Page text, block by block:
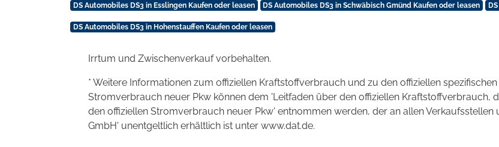
DS Automobiles DS3 in Esslingen Kaufen oder leasen DS Automobiles DS3 in Schwäbisch Gmünd Kaufen oder leasen
DS Automobiles DS3 in Hohenstauffen Kaufen oder leasen
Irrtum und Zwischenverkauf vorbehalten.
* Weitere Informationen zum offiziellen Kraftstoffverbrauch und zu den offiziellen spezifischen
Stromverbrauch neuer Pkw können dem 'Leitfaden über den offiziellen Kraftstoffverbrauch,
den offiziellen Stromverbrauch neuer Pkw' entnommen werden, der an allen
GmbH' unentgeltlich erhältlich ist unter www.dat.de.